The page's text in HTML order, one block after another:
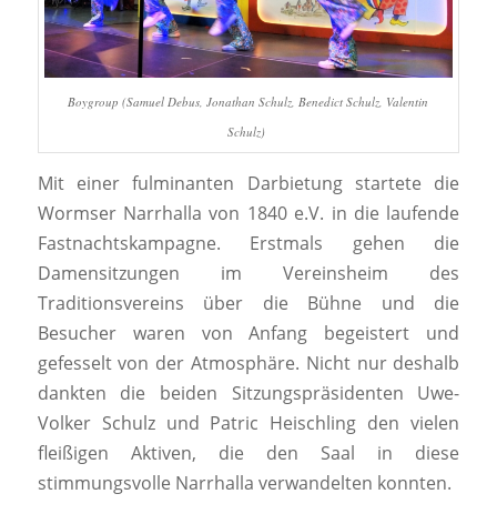
Boygroup (Samuel Debus, Jonathan Schulz, Benedict Schulz, Valentin
Schulz)
Mit einer fulminanten Darbietung startete die
Wormser Narrhalla von 1840 e.V. in die laufende
Fastnachtskampagne. Erstmals gehen die
Damensitzungen im Vereinsheim des
Traditionsvereins über die Bühne und die
Besucher waren von Anfang begeistert und
gefesselt von der Atmosphäre. Nicht nur deshalb
dankten die beiden Sitzungspräsidenten Uwe-
Volker Schulz und Patric Heischling den vielen
fleißigen Aktiven, die den Saal in diese
stimmungsvolle Narrhalla verwandelten konnten.